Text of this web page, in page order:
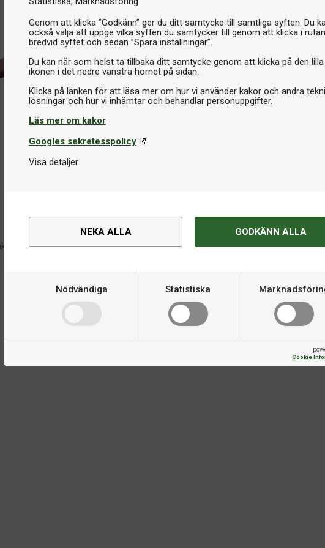
Genom att klicka ”Godkänn” ger du ditt samtycke till samtliga syften. Du
också välja att uppge vilka syften du samtycker till genom att klicka i rutan
bredvid syftet och sedan ”Spara inställningar”.
Du kan när som helst ta tillbaka ditt samtycke genom att klicka på den lilla
ikonen i det nedre vänstra hörnet på sidan.
Klicka på länken för att läsa mer om hur vi använder kakor och andra
Läs mer om kakor
Googles sekretesspolicy
Visa detaljer
NEKA ALLA GODKÄNN ALLA
Nödvändiga Statistiska
Cookie
i mahognyfärgat trä.
Om produkten